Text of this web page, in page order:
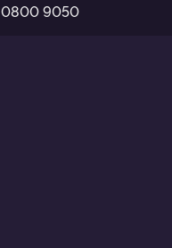
0800 9050